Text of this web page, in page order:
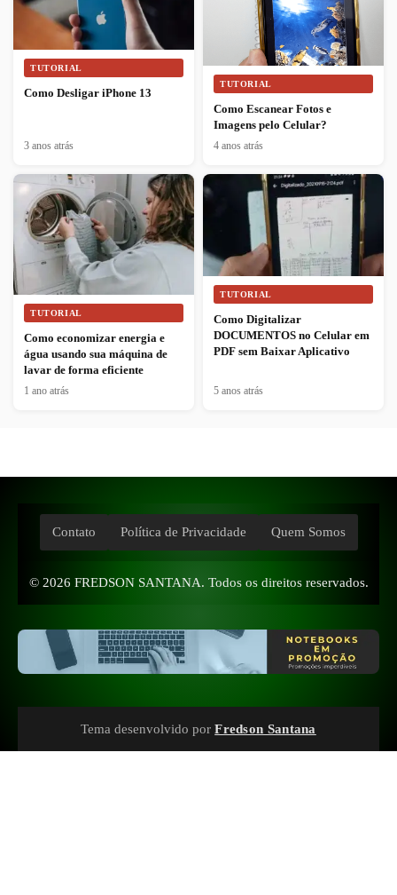
TUTORIAL
Como Desligar iPhone 13
3 anos atrás
TUTORIAL
Como Escanear Fotos e
Imagens pelo Celular?
4 anos atrás
TUTORIAL
Como economizar energia e
água usando sua máquina de
lavar de forma eficiente
1 ano atrás
TUTORIAL
Como Digitalizar
DOCUMENTOS no Celular em
PDF sem Baixar Aplicativo
5 anos atrás
Contato Política de Privacidade Quem Somos
© 2026 FREDSON SANTANA. Todos os direitos reservados.
Tema desenvolvido por Fredson Santana